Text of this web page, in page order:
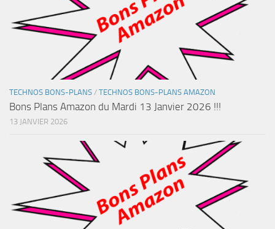
TECHNOS BONS-PLANS / TECHNOS BONS-PLANS AMAZON
Bons Plans Amazon du Mardi 13 Janvier 2026 !!!
13 JANVIER 2026